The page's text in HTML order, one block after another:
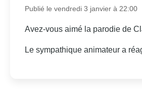
Publié le vendredi 3 janvier à 22:00
Avez-vous aimé la parodie de
Le sympathique animateur a